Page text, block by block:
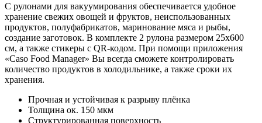
С рулонами для вакуумирования обеспечивается удобное
хранение свежих овощей и фруктов, неиспользованных
продуктов, полуфабрикатов, маринование мяса и рыбы,
создание заготовок. В комплекте 2 рулона размером 25х600
см, а также стикеры с QR-кодом. При помощи приложения
«Caso Food Manager» Вы всегда сможете контролировать
количество продуктов в холодильнике, а также сроки их
хранения.
Прочная и устойчивая к разрыву плёнка
Толщина ок. 150 мкм
Структурированная поверхность